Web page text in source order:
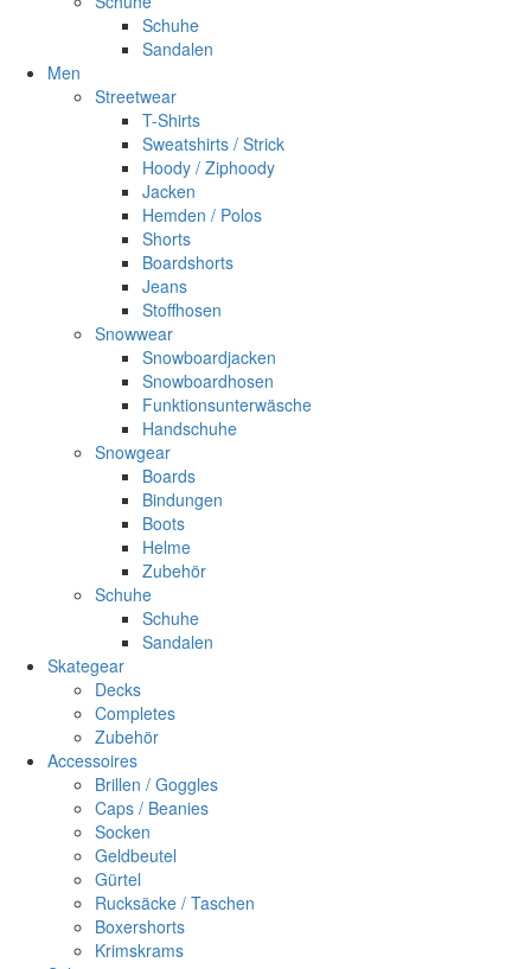
Schuhe
Sandalen
Men
Streetwear
T-Shirts
Sweatshirts / Strick
Hoody / Ziphoody
Jacken
Hemden / Polos
Shorts
Boardshorts
Jeans
Stoffhosen
Snowwear
Snowboardjacken
Snowboardhosen
Funktionsunterwäsche
Handschuhe
Snowgear
Boards
Bindungen
Boots
Helme
Zubehör
Schuhe
Schuhe
Sandalen
Skategear
Decks
Completes
Zubehör
Accessoires
Brillen / Goggles
Caps / Beanies
Socken
Geldbeutel
Gürtel
Rucksäcke / Taschen
Boxershorts
Krimskrams